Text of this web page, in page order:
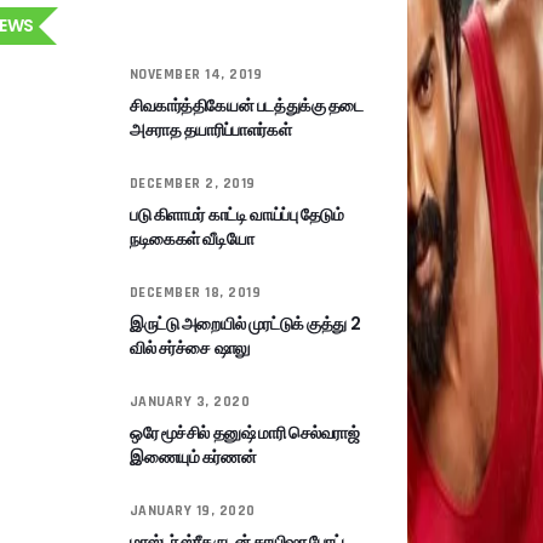
NOVEMBER 14, 2019
சிவகார்த்திகேயன் படத்துக்கு தடை
அசராத தயாரிப்பாளர்கள்
DECEMBER 2, 2019
படு கிளாமர் காட்டி வாய்ப்பு தேடும்
நடிகைகள் வீடியோ
DECEMBER 18, 2019
இருட்டு அறையில் முரட்டுக் குத்து 2
வில் சர்ச்சை ஷாலு
JANUARY 3, 2020
ஒரே மூச்சில் தனுஷ் மாரி செல்வராஜ்
இணையும் கர்ணன்
JANUARY 19, 2020